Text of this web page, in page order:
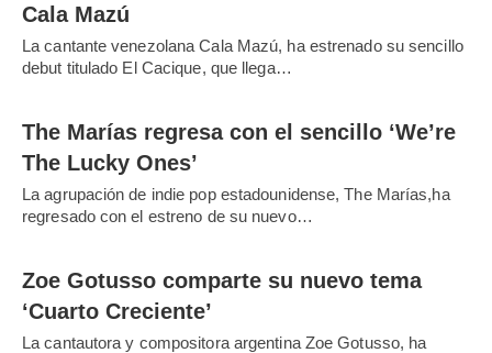
Cala Mazú
La cantante venezolana Cala Mazú, ha estrenado su sencillo
debut titulado El Cacique, que llega…
The Marías regresa con el sencillo ‘We’re
The Lucky Ones’
La agrupación de indie pop estadounidense, The Marías,ha
regresado con el estreno de su nuevo…
Zoe Gotusso comparte su nuevo tema
‘Cuarto Creciente’
La cantautora y compositora argentina Zoe Gotusso, ha